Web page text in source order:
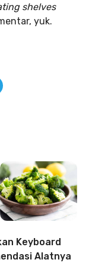
shelves
yuk.
Keyboard
Alatnya